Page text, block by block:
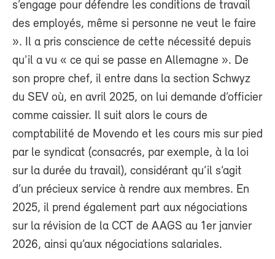
s’engage pour défendre les conditions de travail
des employés, même si personne ne veut le faire
». Il a pris conscience de cette nécessité depuis
qu’il a vu « ce qui se passe en Allemagne ». De
son propre chef, il entre dans la section Schwyz
du SEV où, en avril 2025, on lui demande d’officier
comme caissier. Il suit alors le cours de
comptabilité de Movendo et les cours mis sur pied
par le syndicat (consacrés, par exemple, à la loi
sur la durée du travail), considérant qu’il s’agit
d’un précieux service à rendre aux membres. En
2025, il prend également part aux négociations
sur la révision de la CCT de AAGS au 1er janvier
2026, ainsi qu’aux négociations salariales.